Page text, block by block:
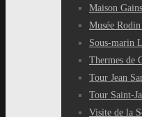
Maison
Musée
Sous-marin
Thermes de
Tour Jean
Tour Saint-
Visite de la